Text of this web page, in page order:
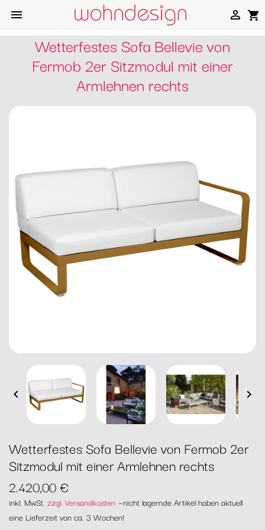
 shopping_cart

Wetterfestes Sofa Bellevie von
Fermob 2er Sitzmodul mit einer
Armlehnen rechts
 
Wetterfestes Sofa Bellevie von Fermob 2er
Sitzmodul mit einer Armlehnen rechts
2.420,00 €
inkl. MwSt. zzgl. Versandkosten nicht lagernde Artikel haben aktuell
eine Lieferzeit von ca. 3 Wochen!